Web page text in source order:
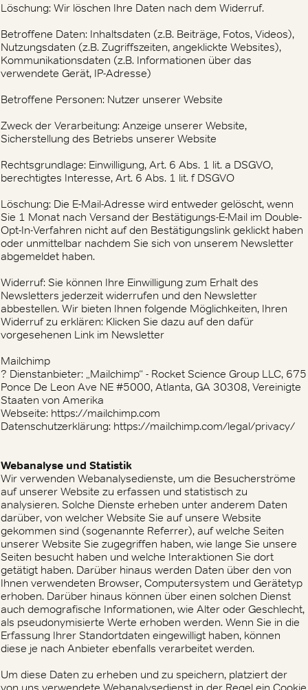
Löschung: Wir löschen Ihre Daten nach dem Widerruf.
Betroffene Daten: Inhaltsdaten (z.B. Beiträge, Fotos, Videos),
Nutzungsdaten (z.B. Zugriffszeiten, angeklickte Websites),
Kommunikationsdaten (z.B. Informationen über das
verwendete Gerät, IP-Adresse)
Betroffene Personen: Nutzer unserer Website
Zweck der Verarbeitung: Anzeige unserer Website,
Sicherstellung des Betriebs unserer Website
Rechtsgrundlage: Einwilligung, Art. 6 Abs. 1 lit. a DSGVO,
berechtigtes Interesse, Art. 6 Abs. 1 lit. f DSGVO
Löschung: Die E-Mail-Adresse wird entweder gelöscht, wenn
Sie 1 Monat nach Versand der Bestätigungs-E-Mail im Double-
Opt-In-Verfahren nicht auf den Bestätigungslink geklickt haben
oder unmittelbar nachdem Sie sich von unserem Newsletter
abgemeldet haben.
Widerruf: Sie können Ihre Einwilligung zum Erhalt des
Newsletters jederzeit widerrufen und den Newsletter
abbestellen. Wir bieten Ihnen folgende Möglichkeiten, Ihren
Widerruf zu erklären: Klicken Sie dazu auf den dafür
vorgesehenen Link im Newsletter
Mailchimp
? Dienstanbieter: „Mailchimp“ - Rocket Science Group LLC, 675
Ponce De Leon Ave NE #5000, Atlanta, GA 30308, Vereinigte
Staaten von Amerika
Webseite: https://mailchimp.com
Datenschutzerklärung: https://mailchimp.com/legal/privacy/
Webanalyse und Statistik
Wir verwenden Webanalysedienste, um die Besucherströme
auf unserer Website zu erfassen und statistisch zu
analysieren. Solche Dienste erheben unter anderem Daten
darüber, von welcher Website Sie auf unsere Website
gekommen sind (sogenannte Referrer), auf welche Seiten
unserer Website Sie zugegriffen haben, wie lange Sie unsere
Seiten besucht haben und welche Interaktionen Sie dort
getätigt haben. Darüber hinaus werden Daten über den von
Ihnen verwendeten Browser, Computersystem und Gerätetyp
erhoben. Darüber hinaus können über einen solchen Dienst
auch demografische Informationen, wie Alter oder Geschlecht,
als pseudonymisierte Werte erhoben werden. Wenn Sie in die
Erfassung Ihrer Standortdaten eingewilligt haben, können
diese je nach Anbieter ebenfalls verarbeitet werden.
Um diese Daten zu erheben und zu speichern, platziert der